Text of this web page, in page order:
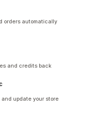
orders automatically
and credits back
update your store